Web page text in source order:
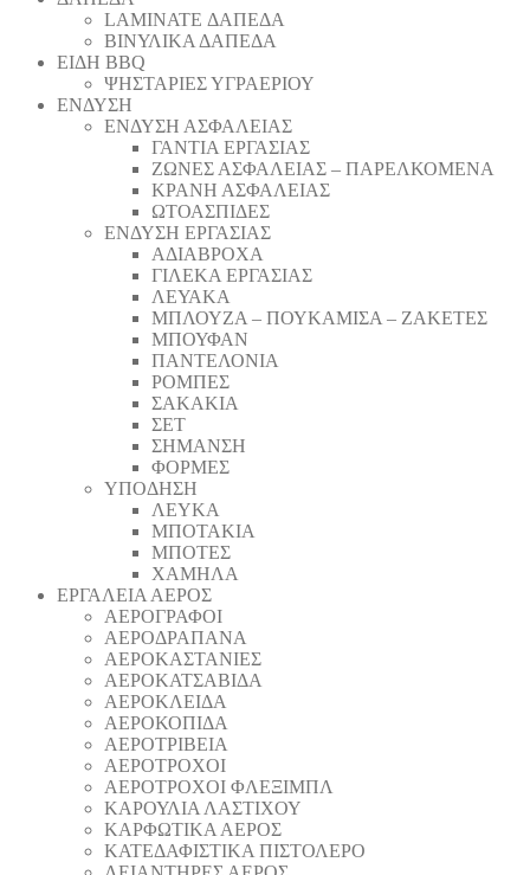
LAMINATE ΔΑΠΕΔΑ
ΒΙΝΥΛΙΚΑ ΔΑΠΕΔΑ
ΕΙΔΗ BBQ
ΨΗΣΤΑΡΙΕΣ ΥΓΡΑΕΡΙΟΥ
ΕΝΔΥΣΗ
ΕΝΔΥΣΗ ΑΣΦΑΛΕΙΑΣ
ΓΑΝΤΙΑ ΕΡΓΑΣΙΑΣ
ΖΩΝΕΣ ΑΣΦΑΛΕΙΑΣ – ΠΑΡΕΛΚΟΜΕΝΑ
ΚΡΑΝΗ ΑΣΦΑΛΕΙΑΣ
ΩΤΟΑΣΠΙΔΕΣ
ΕΝΔΥΣΗ ΕΡΓΑΣΙΑΣ
ΑΔΙΑΒΡΟΧΑ
ΓΙΛΕΚΑ ΕΡΓΑΣΙΑΣ
ΛΕΥΑΚΑ
ΜΠΛΟΥΖΑ – ΠΟΥΚΑΜΙΣΑ – ΖΑΚΕΤΕΣ
ΜΠΟΥΦΑΝ
ΠΑΝΤΕΛΟΝΙΑ
ΡΟΜΠΕΣ
ΣΑΚΑΚΙΑ
ΣΕΤ
ΣΗΜΑΝΣΗ
ΦΟΡΜΕΣ
ΥΠΟΔΗΣΗ
ΛΕΥΚΑ
ΜΠΟΤΑΚΙΑ
ΜΠΟΤΕΣ
ΧΑΜΗΛΑ
ΕΡΓΑΛΕΙΑ ΑΕΡΟΣ
ΑΕΡΟΓΡΑΦΟΙ
ΑΕΡΟΔΡΑΠΑΝA
ΑΕΡΟΚΑΣΤΑΝΙΕΣ
ΑΕΡΟΚΑΤΣΑΒΙΔΑ
ΑΕΡΟΚΛΕΙΔΑ
ΑΕΡΟΚΟΠΙΔΑ
ΑΕΡΟΤΡΙΒΕΙΑ
ΑΕΡΟΤΡΟΧΟΙ
ΑΕΡΟΤΡΟΧΟΙ ΦΛΕΞΙΜΠΛ
ΚΑΡΟΥΛΙΑ ΛΑΣΤΙΧΟΥ
ΚΑΡΦΩΤΙΚΑ ΑΕΡΟΣ
ΚΑΤΕΔΑΦΙΣΤΙΚΑ ΠΙΣΤΟΛΕΡΟ